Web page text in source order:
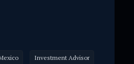
Investment Advisor